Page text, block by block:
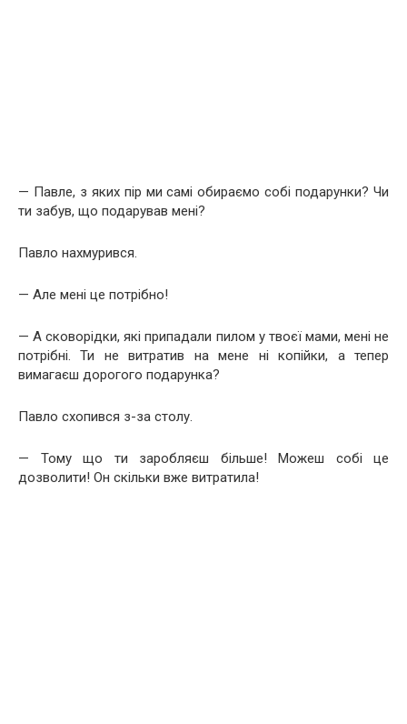
— Павле, з яких пір ми самі обираємо собі подарунки? Чи
ти забув, що подарував мені?
Павло нахмурився.
— Але мені це потрібно!
— А сковорідки, які припадали пилом у твоєї мами, мені не
потрібні. Ти не витратив на мене ні копійки, а тепер
вимагаєш дорогого подарунка?
Павло схопився з-за столу.
— Тому що ти заробляєш більше! Можеш собі це
дозволити! Он скільки вже витратила!